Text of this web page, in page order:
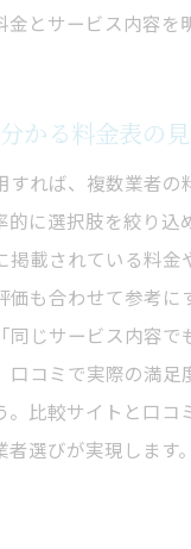
金とサービス内容を
かる料金表の
すれば、複数業者の
的に選択肢を絞り込
掲載されている料金
価も合わせて参考に
同じサービス内容で
口コミで実際の満足
。比較サイトと口コ
選びが実現します。